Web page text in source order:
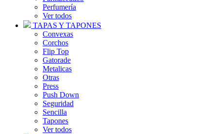
Perfumería
Ver todos
TAPAS Y TAPONES
Convexas
Corchos
Flip Top
Gatorade
Metalicas
Otras
Press
Push Down
Seguridad
Sencilla
Tapones
Ver todos